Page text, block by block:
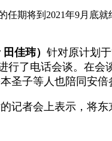
任期将到2021年9月底
佳玮） 针对原计划
行了电话会谈。在
圣子等人也陪同安倍
者会上表示，将东